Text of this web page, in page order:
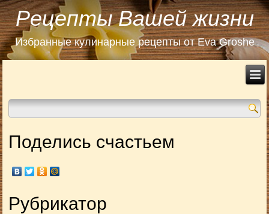
Рецепты Вашей жизни
Избранные кулинарные рецепты от Eva Groshe
Поделись счастьем
Рубрикатор